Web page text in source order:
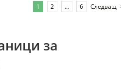
/
1 2 … 6 Следващ
за